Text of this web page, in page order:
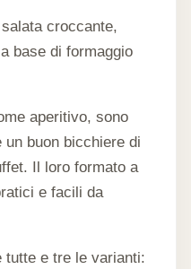
croccante,
base di formaggio
aperitivo, sono
un buon bicchiere di
Il loro formato a
e facili da
tutte e tre le varianti: